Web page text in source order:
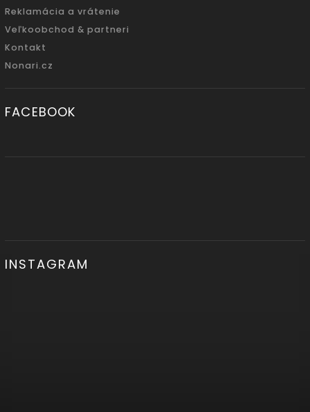
Reklamácia a vrátenie
Veľkoobchod & partneri
Kontakt
Nonari.cz
FACEBOOK
INSTAGRAM